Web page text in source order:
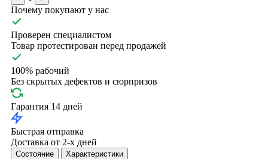
Почему покупают у нас
Проверен специалистом
Товар протестирован перед продажей
100% рабочий
Без скрытых дефектов и сюрпризов
Гарантия 14 дней
Быстрая отправка
Доставка от 2-х дней
Состояние Характеристики